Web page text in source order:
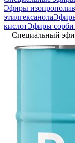
Эфиры
этилгексанола
кислотЭфиры
—Специальный